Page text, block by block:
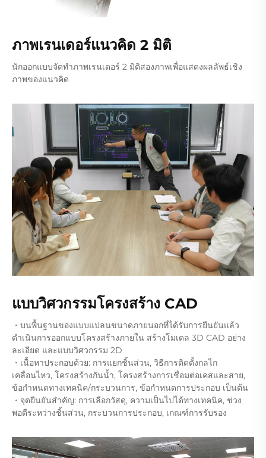
ภาพเรนเดอร์แนวคิด 2 มิติ
นักออกแบบจัดทำภาพเรนเดอร์ 2 มิติสองภาพเพื่อแสดงผลลัพธ์เชิง
ภาพของแนวคิด
แบบวิศวกรรมโครงสร้าง CAD
・บนพื้นฐานของแบบแปลนขนาดภายนอกที่ได้รับการยืนยันแล้ว
ดำเนินการออกแบบโครงสร้างภายใน สร้างโมเดล 3D CAD อย่าง
ละเอียด และแบบวิศวกรรม 2D
・เนื้อหาประกอบด้วย: การแยกชิ้นส่วน, วิธีการติดตั้งกลไก
เคลื่อนไหว, โครงสร้างกันน้ำ, โครงสร้างการเชื่อมต่อเคสและสาย,
ข้อกำหนดทางเทคนิค/กระบวนการ, ข้อกำหนดการประกอบ เป็นต้น
・จุดยืนยันสำคัญ: การเลือกวัสดุ, ความเป็นไปได้ทางเทคนิค, ช่วง
พอดีระหว่างชิ้นส่วน, กระบวนการประกอบ, เกณฑ์การรับรอง